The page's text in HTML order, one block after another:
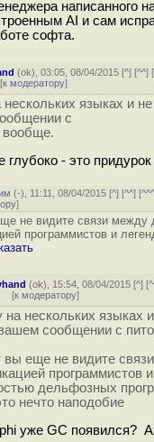
написанного
AI и сам
софта.
(ok), 03:05, 08/04/2015 [^] [^^] [
к модератору]
языках и
с
вообще.
глубоко - это
(-), 11:11, 08/04/2015 [^] [^^] [
]
не видите связи между
программистов и
(ok), 15:54, 08/04/2015 [^] [
[к модератору]
нескольких языках
сообщении с
еще не видите
программистов
дельфозных
нечто наподобие
уже GC появился?